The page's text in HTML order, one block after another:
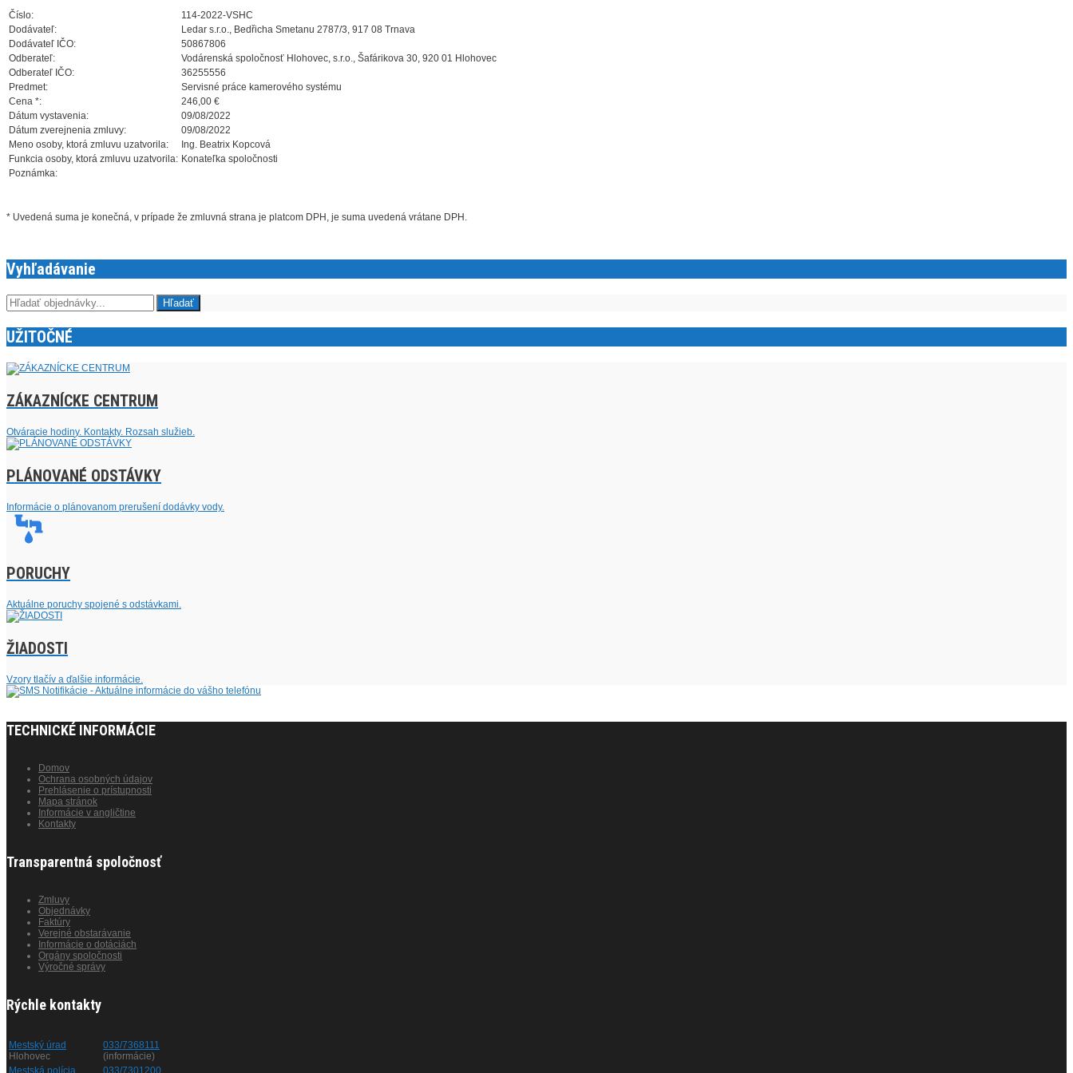
Číslo:
114-2022-VSHC
Dodávateľ:
Ledar s.r.o., Bedřicha Smetanu 2787/3, 917 08 Trnava
Dodávateľ IČO:
50867806
Odberateľ:
Vodárenská spoločnosť Hlohovec, s.r.o., Šafárikova 30, 920 01 Hlohovec
Odberateľ IČO:
36255556
Predmet:
Servisné práce kamerového systému
Cena *:
246,00 €
Dátum vystavenia:
09/08/2022
Dátum zverejnenia zmluvy:
09/08/2022
Meno osoby, ktorá zmluvu uzatvorila:
Ing. Beatrix Kopcová
Funkcia osoby, ktorá zmluvu uzatvorila: Konateľka spoločnosti
Poznámka:
* Uvedená suma je konečná, v prípade že zmluvná strana je platcom DPH, je suma uvedená vrátane DPH.
Vyhľadávanie
UŽITOČNÉ
ZÁKAZNÍCKE CENTRUM
Otváracie hodiny. Kontakty. Rozsah služieb.
PLÁNOVANÉ ODSTÁVKY
Informácie o plánovanom prerušení dodávky vody.
PORUCHY
Aktuálne poruchy spojené s odstávkami.
ŽIADOSTI
Vzory tlačív a ďalšie informácie.
TECHNICKÉ INFORMÁCIE
Domov
Ochrana osobných údajov
Prehlásenie o prístupnosti
Mapa stránok
Informácie v angličtine
Kontakty
Transparentná spoločnosť
Zmluvy
Objednávky
Faktúry
Verejné obstarávanie
Informácie o dotáciách
Orgány spoločnosti
Výročné správy
Rýchle kontakty
Mestský úrad
Hlohovec
033/7368111
(informácie)